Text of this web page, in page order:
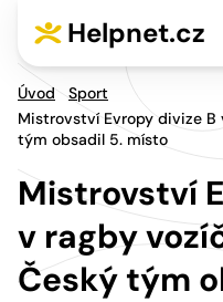
Helpnet.cz
Úvod
Sport
Mistrovství Evropy divize B
tým obsadil 5. místo
Mistrovství
v ragby
Český tým